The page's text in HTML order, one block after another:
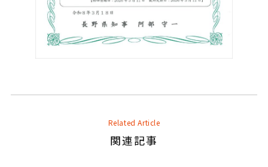
Related Article
関連記事